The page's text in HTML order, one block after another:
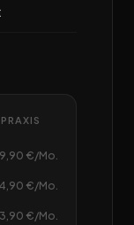
€/Mo.
€/Mo.
€/Mo.